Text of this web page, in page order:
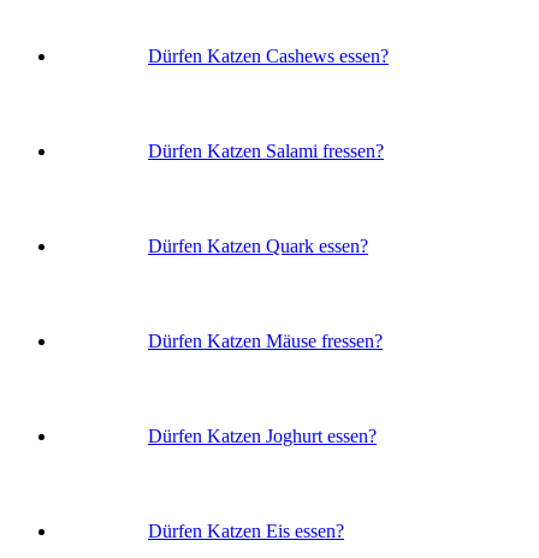
Dürfen Katzen Cashews essen?
Dürfen Katzen Salami fressen?
Dürfen Katzen Quark essen?
Dürfen Katzen Mäuse fressen?
Dürfen Katzen Joghurt essen?
Dürfen Katzen Eis essen?